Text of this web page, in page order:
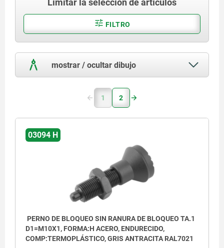
FILTRO
mostrar / ocultar dibujo
1 2
03094 H
PERNO DE BLOQUEO SIN RANURA DE BLOQUEO TA.1
D1=M10X1, FORMA:H ACERO, ENDURECIDO,
COMP:TERMOPLÁSTICO, GRIS ANTRACITA RAL7021